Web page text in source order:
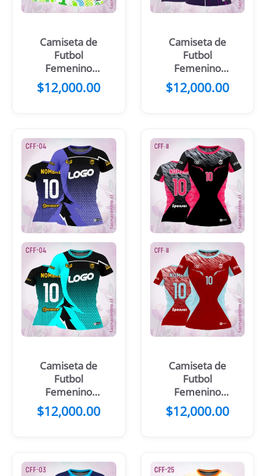
Camiseta de
Futbol
Femenino
Morado Blanco
$12,000.00
Camiseta de
Futbol
Femenino
Rosado Blanco
$12,000.00
Camiseta de
Futbol
Femenino
Colmena
Morada
$12,000.00
Camiseta de
Futbol
Femenino
Negro Rosado
$12,000.00